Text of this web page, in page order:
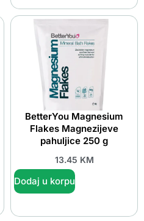
BetterYou Magnesium
Flakes Magnezijeve
pahuljice 250 g
13.45 KM
Dodaj u korpu